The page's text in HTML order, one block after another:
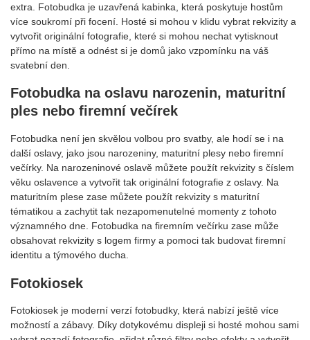
extra. Fotobudka je uzavřená kabinka, která poskytuje hostům
více soukromí při focení. Hosté si mohou v klidu vybrat rekvizity a
vytvořit originální fotografie, které si mohou nechat vytisknout
přímo na místě a odnést si je domů jako vzpomínku na váš
svatební den.
Fotobudka na oslavu narozenin, maturitní
ples nebo firemní večírek
Fotobudka není jen skvělou volbou pro svatby, ale hodí se i na
další oslavy, jako jsou narozeniny, maturitní plesy nebo firemní
večírky. Na narozeninové oslavě můžete použít rekvizity s číslem
věku oslavence a vytvořit tak originální fotografie z oslavy. Na
maturitním plese zase můžete použít rekvizity s maturitní
tématikou a zachytit tak nezapomenutelné momenty z tohoto
významného dne. Fotobudka na firemním večírku zase může
obsahovat rekvizity s logem firmy a pomoci tak budovat firemní
identitu a týmového ducha.
Fotokiosek
Fotokiosek je moderní verzí fotobudky, která nabízí ještě více
možností a zábavy. Díky dotykovému displeji si hosté mohou sami